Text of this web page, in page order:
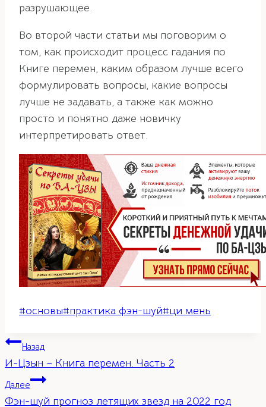
разрушающее.
Во второй части статьи мы поговорим о
том, как происходит процесс гадания по
Книге перемен, каким образом лучше всего
формулировать вопросы, какие вопросы
лучше не задавать, а также как можно
просто и понятно даже новичку
интерпретировать ответ.
Метки
#основы#практика фэн-шуй#ци мень
Навигация
по
Назад
И-Цзын – Книга перемен. Часть 2
Далее
Фэн-шуй прогноз летящих звезд на 2022 год